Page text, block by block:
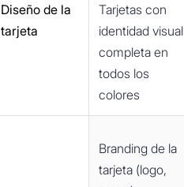
Diseño de la
tarjeta
Tarjetas con
identidad visual
completa en
todos los
colores
Branding de la
tarjeta (logo,